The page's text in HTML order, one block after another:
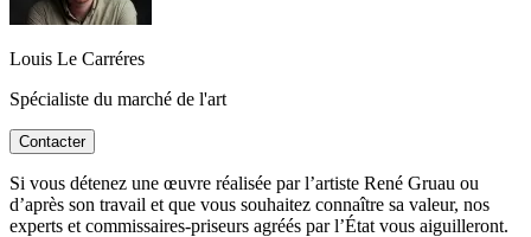
Louis Le Carréres
Spécialiste du marché de l'art
Contacter
Si vous détenez une œuvre réalisée par l’artiste René Gruau ou
d’après son travail et que vous souhaitez connaître sa valeur, nos
experts et commissaires-priseurs agréés par l’État vous aiguilleront.